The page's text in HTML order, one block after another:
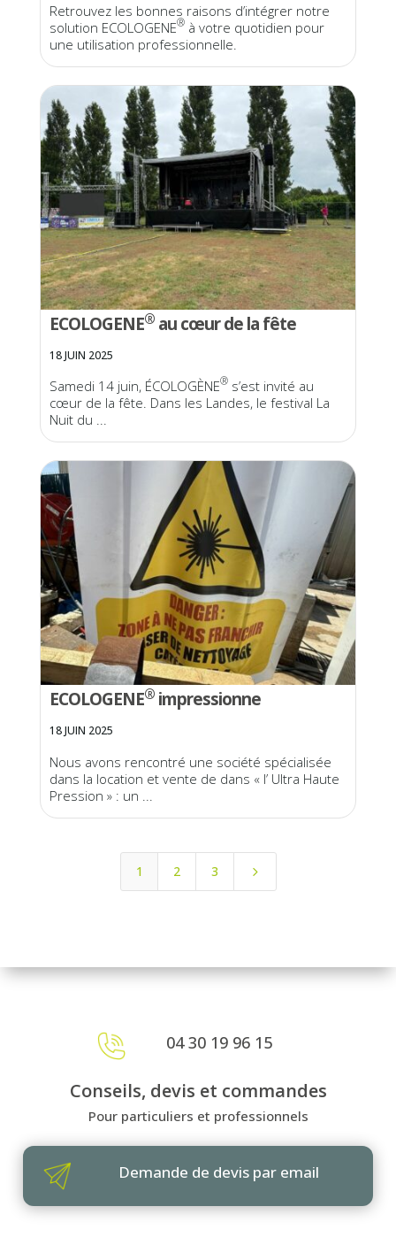
Retrouvez les bonnes raisons d’intégrer notre
solution ECOLOGENE®à votre quotidien pour
une utilisation professionnelle.
ECOLOGENE®au cœur de la fête
18 JUIN 2025
Samedi 14 juin, ÉCOLOGÈNE®️ s’est invité au
cœur de la fête. Dans les Landes, le festival La
Nuit du ...
ECOLOGENE®impressionne
18 JUIN 2025
Nous avons rencontré une société spécialisée
dans la location et vente de dans « l’ Ultra Haute
Pression » : un ...
1 2 3 5
04 30 19 96 15
Conseils, devis et commandes
Pour particuliers et professionnels
Demande de devis par email